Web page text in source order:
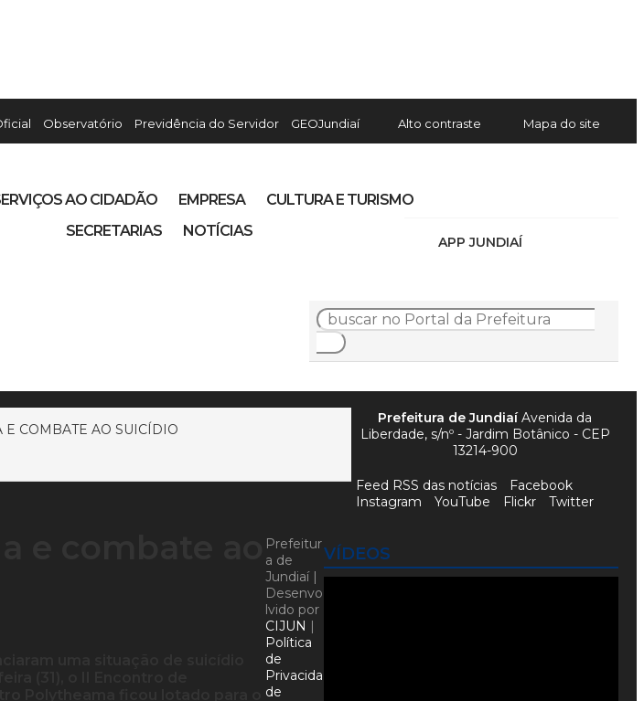
Observatório Previdência do Servidor GEOJundiaí Alto contraste Mapa do site
APP JUNDIAÍ
AO CIDADÃO EMPRESA
CULTURA E TURISMO
SECRETARIAS
NOTÍCIAS
E COMBATE AO SUICÍDIO
VÍDEOS
Prefeitura de JundiaíAvenida da
Liberdade, s/nº - Jardim Botânico - CEP
13214-900
Feed RSS das notícias
Facebook
Instagram
YouTube Flickr Twitter
Prefeitur
a de
Jundiaí |
Desenvo
lvido por
CIJUN |
Política
de
Privacida
de